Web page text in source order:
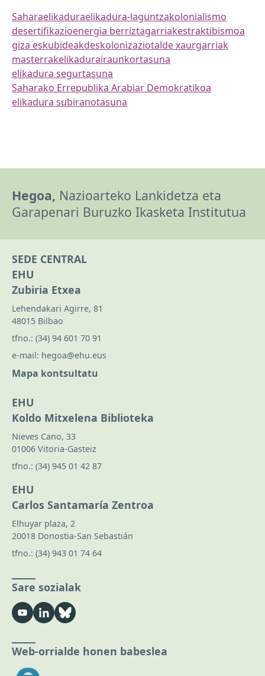
Saharaelikaduraelikadura-laguntzakolonialismo
desertifikazioenergia berriztagarriakestraktibismoa
giza eskubideakdeskolonizaziotalde xaurgarriak
masterrakelikadurairaunkortasuna
elikadura segurtasuna
Saharako Errepublika Arabiar Demokratikoa
elikadura subiranotasuna
Hegoa, Nazioarteko Lankidetza eta
Garapenari Buruzko Ikasketa Institutua
SEDE CENTRAL
EHU
Zubiria Etxea
Lehendakari Agirre, 81
48015 Bilbao
tfno.: (34) 94 601 70 91
e-mail: hegoa@ehu.eus
Mapa kontsultatu
EHU
Koldo Mitxelena Biblioteka
Nieves Cano, 33
01006 Vitoria-Gasteiz
tfno.: (34) 945 01 42 87
EHU
Carlos Santamaría Zentroa
Elhuyar plaza, 2
20018 Donostia-San Sebastián
tfno.: (34) 943 01 74 64
Sare sozialak
Web-orrialde honen babeslea